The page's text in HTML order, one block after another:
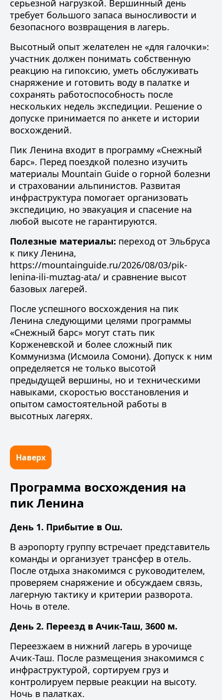
серьезной нагрузкой. Вершинный день
требует большого запаса выносливости и
безопасного возвращения в лагерь.
Высотный опыт желателен не «для галочки»:
участник должен понимать собственную
реакцию на гипоксию, уметь обслуживать
снаряжение и готовить воду в палатке и
сохранять работоспособность после
нескольких недель экспедиции. Решение о
допуске принимается по анкете и истории
восхождений.
Пик Ленина входит в программу «Снежный
барс». Перед поездкой полезно изучить
материалы Mountain Guide о горной болезни
и страховании альпинистов. Развитая
инфраструктура помогает организовать
экспедицию, но эвакуация и спасение на
любой высоте не гарантируются.
Полезные материалы: переход от Эльбруса
к пику Ленина,
https://mountainguide.ru/2026/08/03/pik-
lenina-ili-muztag-ata/ и сравнение высот
базовых лагерей.
После успешного восхождения на пик
Ленина следующими целями программы
«Снежный барс» могут стать пик
Корженевской и более сложный пик
Коммунизма (Исмоила Сомони). Допуск к ним
определяется не только высотой
предыдущей вершины, но и техническими
навыками, скоростью восстановления и
опытом самостоятельной работы в
высотных лагерях.
Наверх
Программа восхождения на
пик Ленина
День 1. Прибытие в Ош.
В аэропорту группу встречает представитель
команды и организует трансфер в отель.
После отдыха знакомимся с руководителем,
проверяем снаряжение и обсуждаем связь,
лагерную тактику и критерии разворота.
Ночь в отеле.
День 2. Переезд в Ачик-Таш, 3600 м.
Переезжаем в нижний лагерь в урочище
Ачик-Таш. После размещения знакомимся с
инфраструктурой, сортируем груз и
контролируем первые реакции на высоту.
Ночь в палатках.